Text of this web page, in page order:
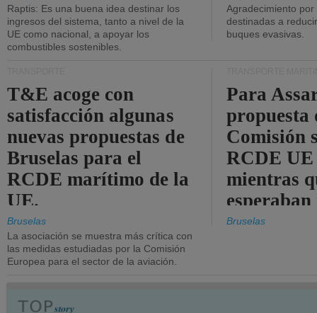
Raptis: Es una buena idea destinar los
ingresos del sistema, tanto a nivel de la
UE como nacional, a apoyar los
combustibles sostenibles.
Agradecimiento
destinadas a
buques evasivas.
T&E acoge con
satisfacción algunas
nuevas propuestas de
Bruselas para el
RCDE marítimo de la
UE.
Bruselas
La asociación se muestra más crítica con
las medidas estudiadas por la Comisión
Europea para el sector de la aviación.
Para
propuesta
Comisión
RCDE
mientras
más
Bruselas